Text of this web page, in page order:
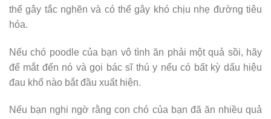
thể gây tắc nghẽn và có thể gây khó chịu nhẹ đường tiêu
hóa.
Nếu chó poodle của bạn vô tình ăn phải một quả sồi, hãy
để mắt đến nó và gọi bác sĩ thú y nếu có bất kỳ dấu hiệu
đau khổ nào bắt đầu xuất hiện.
Nếu bạn nghi ngờ rằng con chó của bạn đã ăn nhiều quả